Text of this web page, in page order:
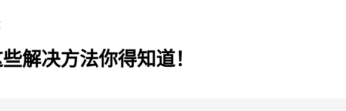
解决方法你得知道！